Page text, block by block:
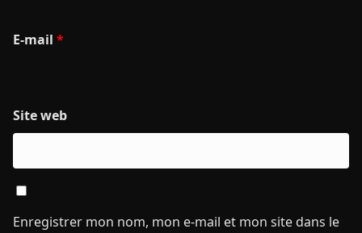
E-mail *
Site web
Enregistrer mon nom, mon e-mail et mon site dans le